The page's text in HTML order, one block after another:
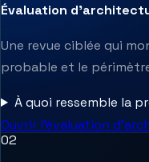
Évaluation
Une revue ciblée qui
probable et le
À quoi ressemble la
Ouvrir l’évaluation
02